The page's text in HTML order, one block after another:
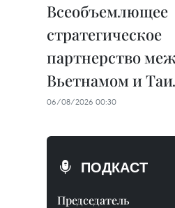
Всеобъемлющее
стратегическое
партнерство
Вьетнамом и
06/08/2026 00:30
ПОДКАСТ
Председатель